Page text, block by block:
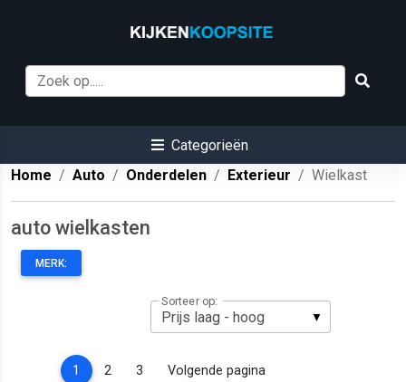
Categorieën
Home
Auto Onderdelen Exterieur Wielkast
auto wielkasten
MERK:
Sorteer op:
1 (current)
2 3 Volgende pagina